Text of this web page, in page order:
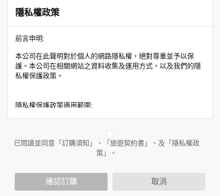
隱私權政策
前言申明:
本公司在此聲明對於個人的網路隱私權，絕對尊重並予以保
護。本公司在相關網站之資料收集及運用方式，以及我們的隱
私權保護政策。
隱私權保護政策適用範圍:
務時收集到的身份識別資料，也包括本公司如何處理在商業合
作與本公司合作時分享的任何身份識別資料。隱私權保護政策
不適用於本公司以外的公司或網站群，與非本站所僱用或管理
放連結的廠商也可能蒐集您個人的資料。對於您主動提供的個
人資訊，這些廣告廠商或連結網站有其個別的隱私權保護政
策，其資料處理措施不適用於本公司隱私權保護政策。
已閱讀並同意「訂購須知」、「旅遊契約書」、及「隱私權政
策」。
確認訂購 取消